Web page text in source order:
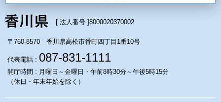
[ 法人番号 ]8000020370002
〒760-8570 香川県高松市番町四丁目1番10号
代表電話 : 087-831-1111
開庁時間 : 月曜日～金曜日・午前8時30分～午後5時15分
（休日・年末年始を除く）